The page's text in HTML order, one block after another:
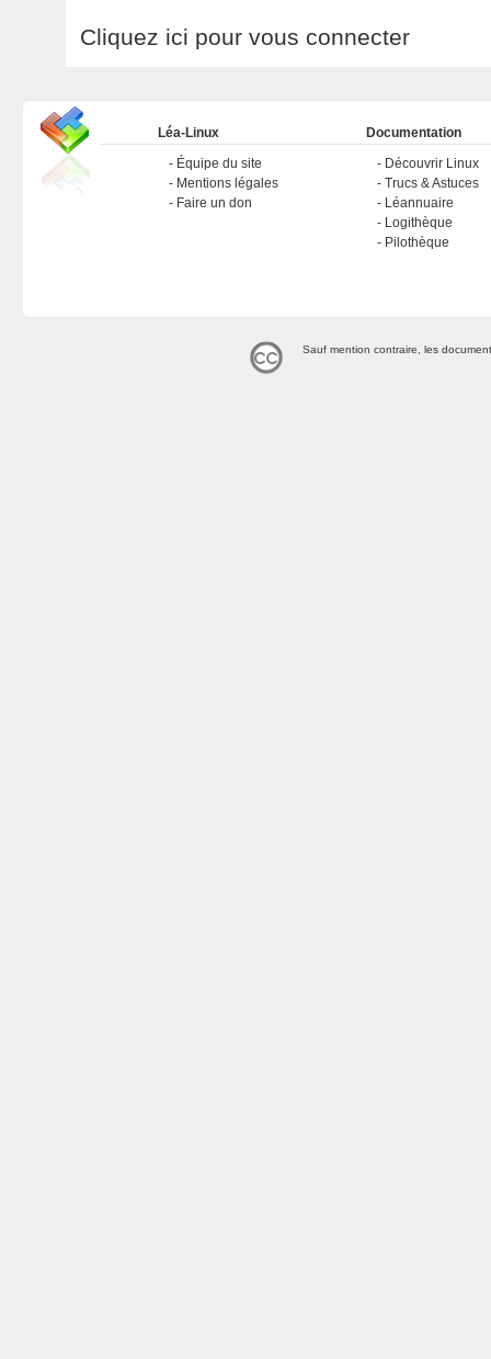
Cliquez ici pour vous connecter
Léa-Linux
Équipe du site
Mentions légales
Faire un don
Documentation
Découvrir Linux
Trucs & Astuces
Léannuaire
Logithèque
Pilothèque
Sauf mention contraire, les